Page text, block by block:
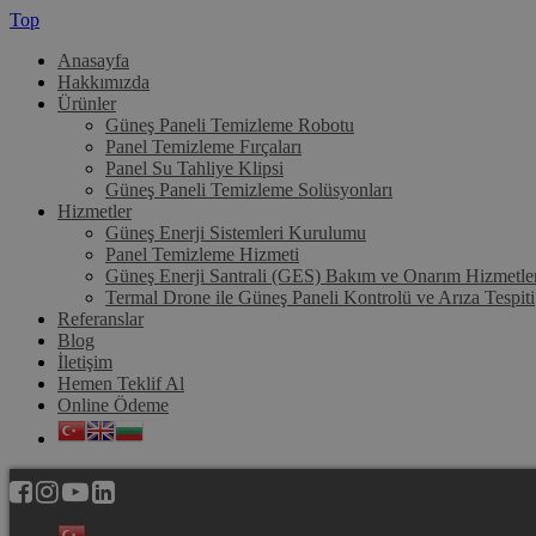
Top
Anasayfa
Hakkımızda
Ürünler
Güneş Paneli Temizleme Robotu
Panel Temizleme Fırçaları
Panel Su Tahliye Klipsi
Güneş Paneli Temizleme Solüsyonları
Hizmetler
Güneş Enerji Sistemleri Kurulumu
Panel Temizleme Hizmeti
Güneş Enerji Santrali (GES) Bakım ve Onarım
Termal Drone ile Güneş Paneli Kontrolü ve Arıza Tespiti
Referanslar
Blog
İletişim
Hemen Teklif Al
Online Ödeme